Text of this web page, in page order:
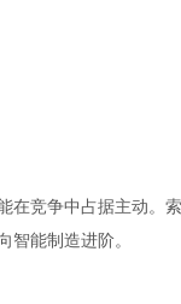
竞争中占据主动。
能制造进阶。